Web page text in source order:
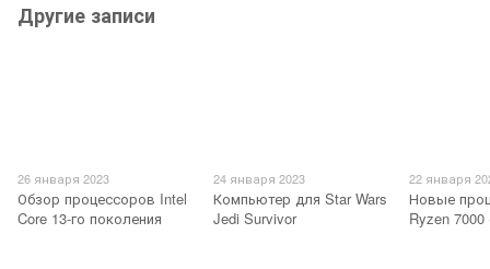
Другие записи
26 января 2023
Обзор процессоров Intel
Core 13-го поколения
24 января 2023
Компьютер для Star Wars
Jedi Survivor
22 января
Новые
Ryzen 7000